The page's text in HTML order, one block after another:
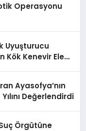
Operasyonu
Uyuşturucu
Kök Kenevir Ele
Ayasofya’nın
Değerlendirdi
Örgütüne